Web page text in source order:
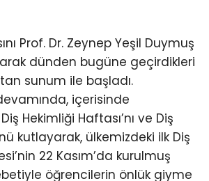
Prof. Dr. Zeynep Yeşil Duymuş
dünden bugüne geçirdikleri
sunum ile başladı.
içerisinde
Hekimliği Haftası’nı ve Diş
kutlayarak, ülkemizdeki ilk Diş
22 Kasım’da kurulmuş
öğrencilerin önlük giyme